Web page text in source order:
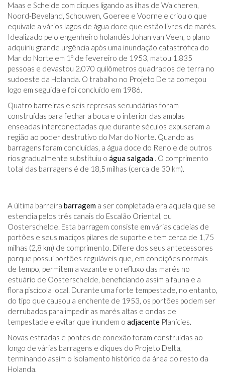
Maas e Schelde com diques ligando as ilhas de Walcheren,
Noord-Beveland, Schouwen, Goeree e Voorne e criou o que
equivale a vários lagos de água doce que estão livres de marés.
Idealizado pelo engenheiro holandês Johan van Veen, o plano
adquiriu grande urgência após uma inundação catastrófica do
Mar do Norte em 1º de fevereiro de 1953, matou 1.835
pessoas e devastou 2.070 quilômetros quadrados de terra no
sudoeste da Holanda. O trabalho no Projeto Delta começou
logo em seguida e foi concluído em 1986.
Quatro barreiras e seis represas secundárias foram
construídas para fechar a boca e o interior das amplas
enseadas interconectadas que durante séculos expuseram a
região ao poder destrutivo do Mar do Norte. Quando as
barragens foram concluídas, a água doce do Reno e de outros
rios gradualmente substituiu o água salgada . O comprimento
total das barragens é de 18,5 milhas (cerca de 30 km).
A última barreira barragem a ser completada era aquela que se
estendia pelos três canais do Escalão Oriental, ou
Oosterschelde. Esta barragem consiste em várias cadeias de
portões e seus maciços pilares de suporte e tem cerca de 1,75
milhas (2,8 km) de comprimento. Difere dos seus antecessores
porque possui portões reguláveis ​​que, em condições normais
de tempo, permitem a vazante e o refluxo das marés no
estuário de Oosterschelde, beneficiando assim a fauna e a
flora piscícola local. Durante uma forte tempestade, no entanto,
do tipo que causou a enchente de 1953, os portões podem ser
derrubados para impedir as marés altas e ondas de
tempestade e evitar que inundem o adjacente Planícies.
Novas estradas e pontes de conexão foram construídas ao
longo de várias barragens e diques do Projeto Delta,
terminando assim o isolamento histórico da área do resto da
Holanda.